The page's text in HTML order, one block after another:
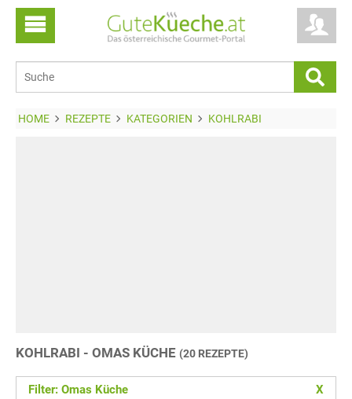
HOME REZEPTE KATEGORIEN KOHLRABI
KOHLRABI - OMAS KÜCHE (20 REZEPTE)
Filter: Omas Küche X